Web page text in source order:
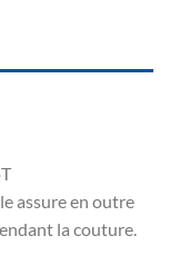
assure en outre
la couture.